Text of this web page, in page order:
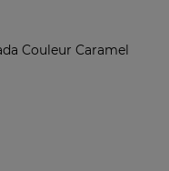
Couleur Caramel